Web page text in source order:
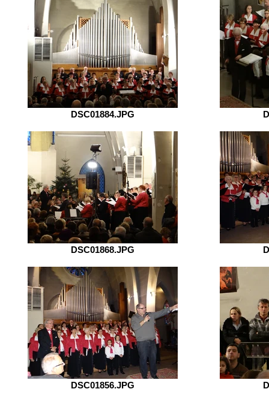
DSC01884.JPG
DSC01868.JPG
DSC01856.JPG